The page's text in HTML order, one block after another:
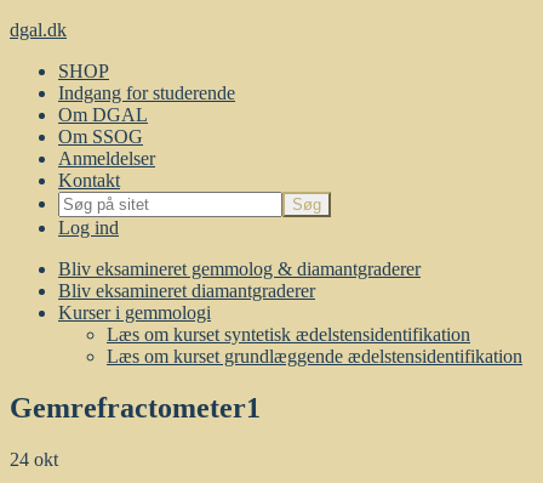
dgal.dk
SHOP
Indgang for studerende
Om DGAL
Om SSOG
Anmeldelser
Kontakt
Log ind
Bliv eksamineret gemmolog & diamantgraderer
Bliv eksamineret diamantgraderer
Kurser i gemmologi
Læs om kurset syntetisk ædelstensidentifikation
Læs om kurset grundlæggende ædelstensidentifikation
Gemrefractometer1
24 okt